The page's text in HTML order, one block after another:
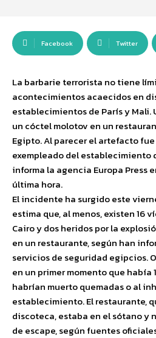
Facebook Twitter
La barbarie terrorista no tiene
acontecimientos acaecidos en
establecimientos de París y
un cóctel molotov en un
Egipto. Al parecer el artefacto
exempleado del establecimiento
informa la agencia Europa Press
última hora.
El incidente ha surgido este
estima que, al menos, existen 16
Cairo y dos heridos por la
en un restaurante, según han
servicios de seguridad egipcios.
en un primer momento que había
habrían muerto quemadas o al
establecimiento. El restaurante,
discoteca, estaba en el sótano y
de escape, según fuentes